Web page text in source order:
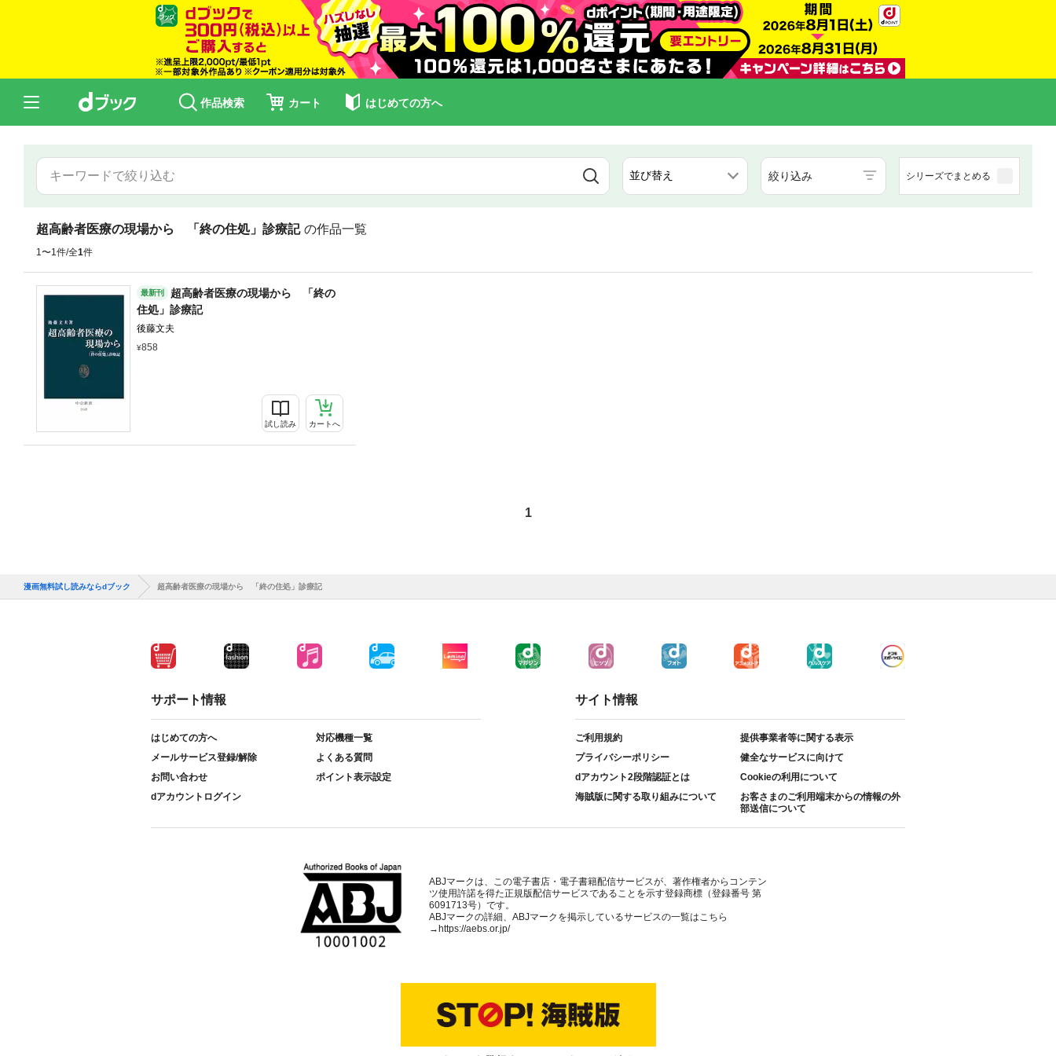
作品検索 カート はじめての方へ
絞り込み シリーズでまとめる
超高齢者医療の現場から 「終の住処」診療記 の作品一覧
1〜1件/全1件
最新刊
超高齢者医療の現場から 「終の
住処」診療記
後藤文夫
858
試し読み カートへ
1
漫画無料試し読みならdブック 超高齢者医療の現場から 「終の住処」診療記
サポート情報
はじめての方へ
対応機種一覧
メールサービス登録/解除
よくある質問
お問い合わせ
ポイント表示設定
dアカウントログイン
サイト情報
ご利用規約
提供事業者等に関する表示
プライバシーポリシー
健全なサービスに向けて
dアカウント2段階認証とは
Cookieの利用について
海賊版に関する取り組みについて
お客さまのご利用端末からの情報の外
部送信について
ABJマークは、この電子書店・電子書籍配信サービスが、著作権者からコンテン
ツ使用許諾を得た正規版配信サービスであることを示す登録商標（登録番号 第
6091713号）です。
ABJマークの詳細、ABJマークを掲示しているサービスの一覧はこちら
→ https://aebs.or.jp/